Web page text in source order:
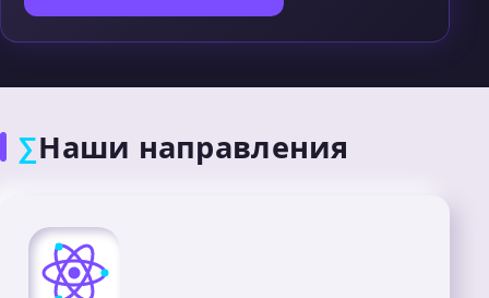
∑Наши направления